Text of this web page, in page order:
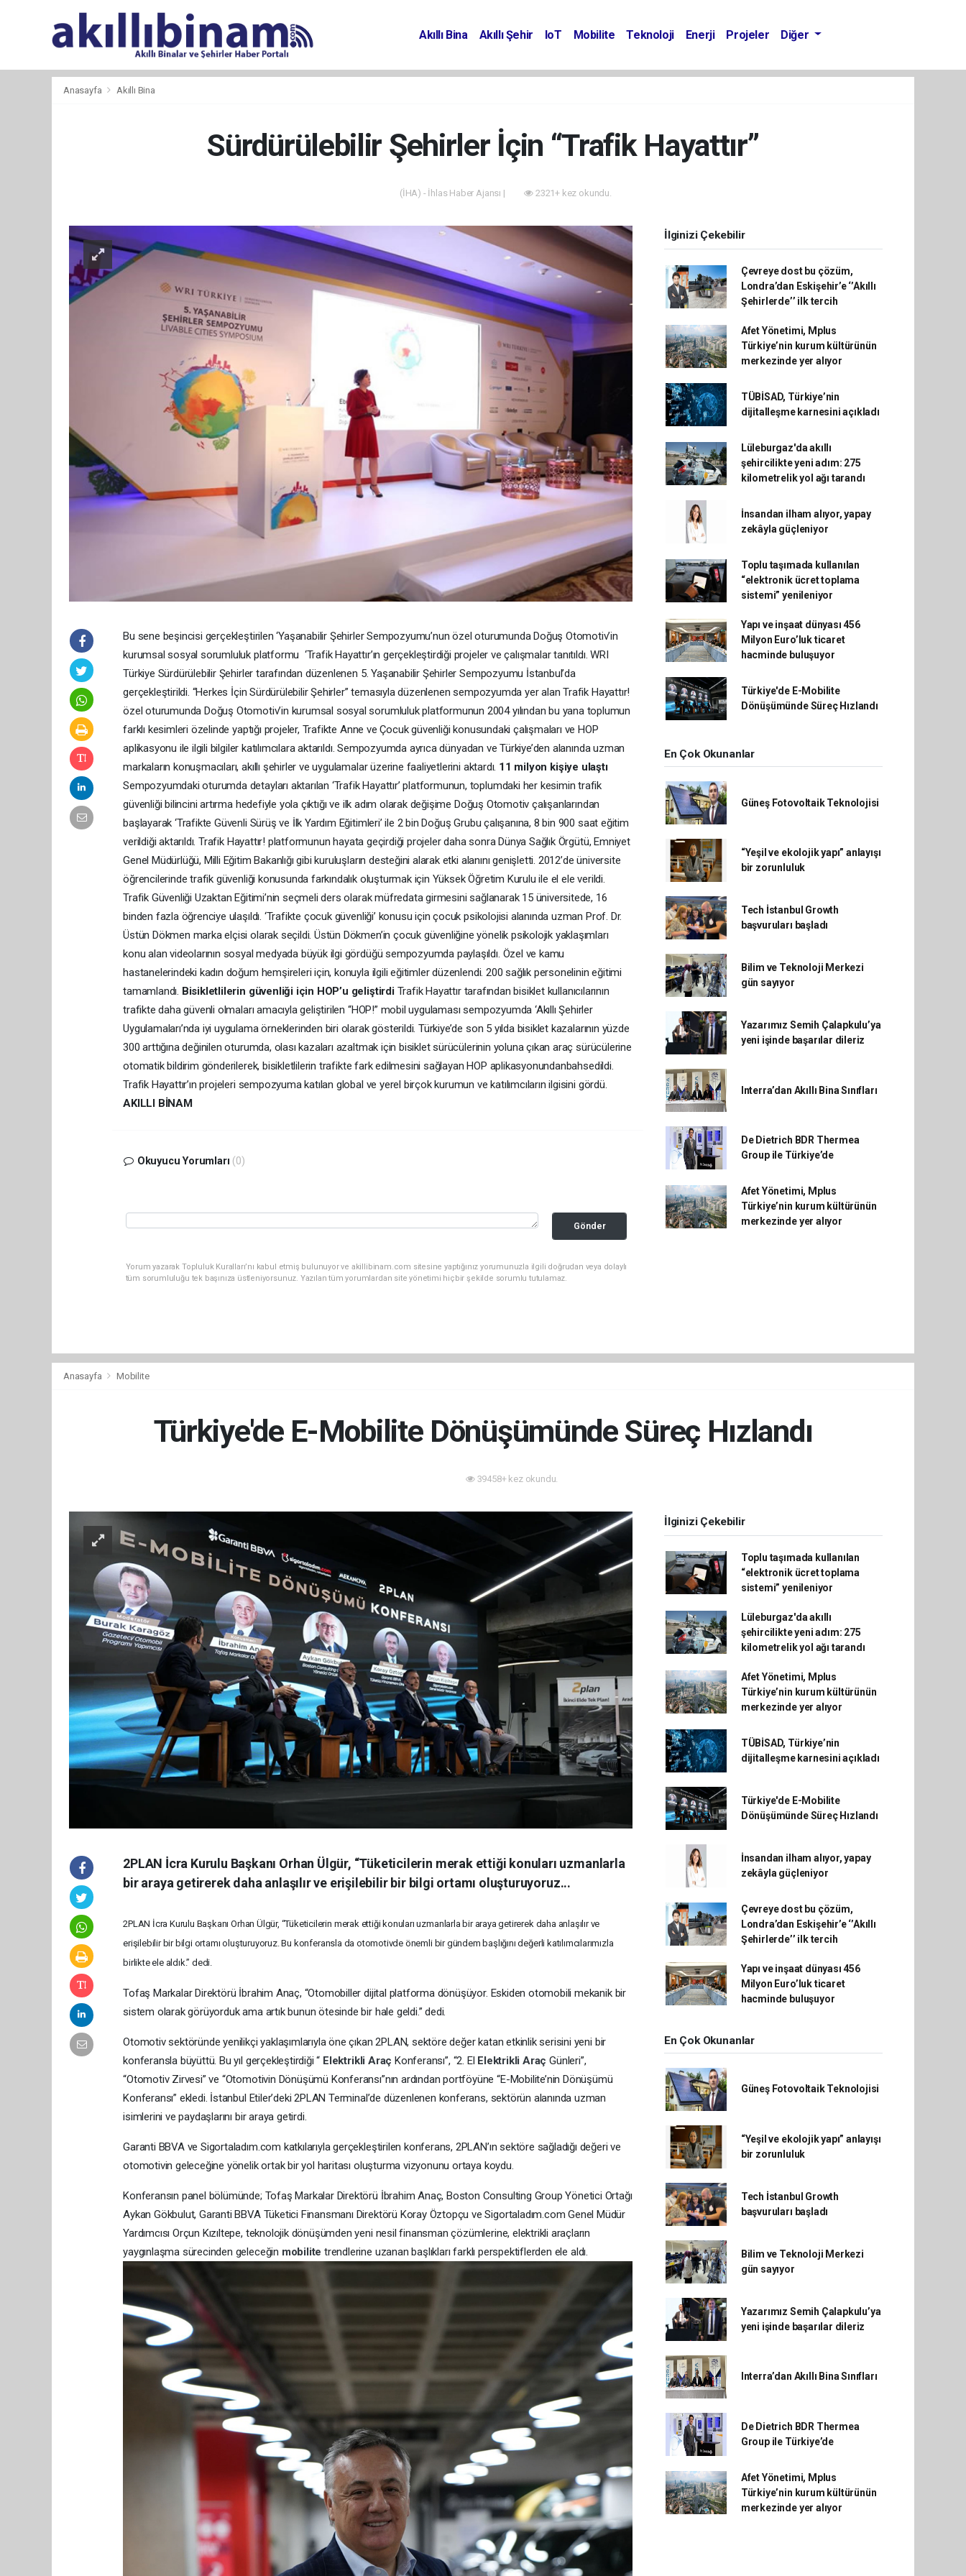
Akıllı Bina Akıllı Şehir IoT Mobilite Teknoloji Enerji Projeler Diğer
Anasayfa Akıllı Bina
Sürdürülebilir Şehirler İçin “Trafik Hayattır”
(İHA) - İhlas Haber Ajansı | 2321+ kez okundu.
Bu sene beşincisi gerçekleştirilen ‘Yaşanabilir Şehirler Sempozyumu’nun özel oturumunda Doğuş Otomotiv’in
kurumsal sosyal sorumluluk platformu ‘Trafik Hayattır’ın gerçekleştirdiği projeler ve çalışmalar tanıtıldı. WRI
Türkiye Sürdürülebilir Şehirler tarafından düzenlenen 5. Yaşanabilir Şehirler Sempozyumu İstanbul’da
gerçekleştirildi. “Herkes İçin Sürdürülebilir Şehirler” temasıyla düzenlenen sempozyumda yer alan Trafik Hayattır!
özel oturumunda Doğuş Otomotiv’in kurumsal sosyal sorumluluk platformunun 2004 yılından bu yana toplumun
farklı kesimleri özelinde yaptığı projeler, Trafikte Anne ve Çocuk güvenliği konusundaki çalışmaları ve HOP
aplikasyonu ile ilgili bilgiler katılımcılara aktarıldı. Sempozyumda ayrıca dünyadan ve Türkiye’den alanında uzman
markaların konuşmacıları, akıllı şehirler ve uygulamalar üzerine faaliyetlerini aktardı. 11 milyon kişiye ulaştı
Sempozyumdaki oturumda detayları aktarılan ‘Trafik Hayattır’ platformunun, toplumdaki her kesimin trafik
güvenliği bilincini artırma hedefiyle yola çıktığı ve ilk adım olarak değişime Doğuş Otomotiv çalışanlarından
başlayarak ‘Trafikte Güvenli Sürüş ve İlk Yardım Eğitimleri’ ile 2 bin Doğuş Grubu çalışanına, 8 bin 900 saat eğitim
verildiği aktarıldı. Trafik Hayattır! platformunun hayata geçirdiği projeler daha sonra Dünya Sağlık Örgütü, Emniyet
Genel Müdürlüğü, Milli Eğitim Bakanlığı gibi kuruluşların desteğini alarak etki alanını genişletti. 2012’de üniversite
öğrencilerinde trafik güvenliği konusunda farkındalık oluşturmak için Yüksek Öğretim Kurulu ile el ele verildi.
Trafik Güvenliği Uzaktan Eğitimi’nin seçmeli ders olarak müfredata girmesini sağlanarak 15 üniversitede, 16
binden fazla öğrenciye ulaşıldı. ‘Trafikte çocuk güvenliği’ konusu için çocuk psikolojisi alanında uzman Prof. Dr.
Üstün Dökmen marka elçisi olarak seçildi. Üstün Dökmen’in çocuk güvenliğine yönelik psikolojik yaklaşımları
konu alan videolarının sosyal medyada büyük ilgi gördüğü sempozyumda paylaşıldı. Özel ve kamu
hastanelerindeki kadın doğum hemşireleri için, konuyla ilgili eğitimler düzenlendi. 200 sağlık personelinin eğitimi
tamamlandı. Bisikletlilerin güvenliği için HOP’u geliştirdiTrafik Hayattır tarafından bisiklet kullanıcılarının
trafikte daha güvenli olmaları amacıyla geliştirilen “HOP!” mobil uygulaması sempozyumda ‘Akıllı Şehirler
Uygulamaları’nda iyi uygulama örneklerinden biri olarak gösterildi. Türkiye’de son 5 yılda bisiklet kazalarının yüzde
300 arttığına değinilen oturumda, olası kazaları azaltmak için bisiklet sürücülerinin yoluna çıkan araç sürücülerine
otomatik bildirim gönderilerek, bisikletlilerin trafikte fark edilmesini sağlayan HOP aplikasyonundanbahsedildi.
Trafik Hayattır’ın projeleri sempozyuma katılan global ve yerel birçok kurumun ve katılımcıların ilgisini gördü.
AKILLI BİNAM
Okuyucu Yorumları (0)
Gönder
Yorum yazarak Topluluk Kuralları’nı kabul etmiş bulunuyor ve akillibinam.com sitesine yaptığınız yorumunuzla ilgili doğrudan veya dolaylı
tüm sorumluluğu tek başınıza üstleniyorsunuz. Yazılan tüm yorumlardan site yönetimi hiçbir şekilde sorumlu tutulamaz.
İlginizi Çekebilir
Çevreye dost bu çözüm,
Londra’dan Eskişehir’e ‘’Akıllı
Şehirlerde’’ ilk tercih
Afet Yönetimi, Mplus
Türkiye’nin kurum kültürünün
merkezinde yer alıyor
TÜBİSAD, Türkiye’nin
dijitalleşme karnesini açıkladı
Lüleburgaz'da akıllı
şehircilikte yeni adım: 275
kilometrelik yol ağı tarandı
İnsandan ilham alıyor, yapay
zekâyla güçleniyor
Toplu taşımada kullanılan
“elektronik ücret toplama
sistemi” yenileniyor
Yapı ve inşaat dünyası 456
Milyon Euro’luk ticaret
hacminde buluşuyor
Türkiye'de E-Mobilite
Dönüşümünde Süreç Hızlandı
En Çok Okunanlar
Güneş Fotovoltaik Teknolojisi
“Yeşil ve ekolojik yapı” anlayışı
bir zorunluluk
Tech İstanbul Growth
başvuruları başladı
Bilim ve Teknoloji Merkezi
gün sayıyor
Yazarımız Semih Çalapkulu’ya
yeni işinde başarılar dileriz
Interra’dan Akıllı Bina Sınıfları
De Dietrich BDR Thermea
Group ile Türkiye’de
Afet Yönetimi, Mplus
Türkiye’nin kurum kültürünün
merkezinde yer alıyor
Anasayfa Mobilite
Türkiye'de E-Mobilite Dönüşümünde Süreç Hızlandı
39458+ kez okundu.
2PLAN İcra Kurulu Başkanı Orhan Ülgür, “Tüketicilerin merak ettiği konuları uzmanlarla
bir araya getirerek daha anlaşılır ve erişilebilir bir bilgi ortamı oluşturuyoruz...
2PLAN İcra Kurulu Başkanı Orhan Ülgür, “Tüketicilerin merak ettiği konuları uzmanlarla bir araya getirerek daha anlaşılır ve
erişilebilir bir bilgi ortamı oluşturuyoruz. Bu konferansla da otomotivde önemli bir gündem başlığını değerli katılımcılarımızla
birlikte ele aldık.” dedi.
Tofaş Markalar Direktörü İbrahim Anaç, “Otomobiller dijital platforma dönüşüyor. Eskiden otomobili mekanik bir
sistem olarak görüyorduk ama artık bunun ötesinde bir hale geldi.” dedi.
Otomotiv sektöründe yenilikçi yaklaşımlarıyla öne çıkan 2PLAN, sektöre değer katan etkinlik serisini yeni bir
konferansla büyüttü. Bu yıl gerçekleştirdiği “ Elektrikli Araç Konferansı”, “2. El Elektrikli AraçGünleri”,
“Otomotiv Zirvesi” ve “Otomotivin Dönüşümü Konferansı”nın ardından portföyüne “E-Mobilite’nin Dönüşümü
Konferansı” ekledi. İstanbul Etiler’deki 2PLAN Terminal’de düzenlenen konferans, sektörün alanında uzman
isimlerini ve paydaşlarını bir araya getirdi.
Garanti BBVA ve Sigortaladım.com katkılarıyla gerçekleştirilen konferans, 2PLAN’ın sektöre sağladığı değeri ve
otomotivin geleceğine yönelik ortak bir yol haritası oluşturma vizyonunu ortaya koydu.
Konferansın panel bölümünde; Tofaş Markalar Direktörü İbrahim Anaç, Boston Consulting Group Yönetici Ortağı
Aykan Gökbulut, Garanti BBVA Tüketici Finansmanı Direktörü Koray Öztopçu ve Sigortaladım.com Genel Müdür
Yardımcısı Orçun Kızıltepe, teknolojik dönüşümden yeni nesil finansman çözümlerine, elektrikli araçların
yaygınlaşma sürecinden geleceğin mobilitetrendlerine uzanan başlıkları farklı perspektiflerden ele aldı.
İlginizi Çekebilir
Toplu taşımada kullanılan
“elektronik ücret toplama
sistemi” yenileniyor
Lüleburgaz'da akıllı
şehircilikte yeni adım: 275
kilometrelik yol ağı tarandı
Afet Yönetimi, Mplus
Türkiye’nin kurum kültürünün
merkezinde yer alıyor
TÜBİSAD, Türkiye’nin
dijitalleşme karnesini açıkladı
Türkiye'de E-Mobilite
Dönüşümünde Süreç Hızlandı
İnsandan ilham alıyor, yapay
zekâyla güçleniyor
Çevreye dost bu çözüm,
Londra’dan Eskişehir’e ‘’Akıllı
Şehirlerde’’ ilk tercih
Yapı ve inşaat dünyası 456
Milyon Euro’luk ticaret
hacminde buluşuyor
En Çok Okunanlar
Güneş Fotovoltaik Teknolojisi
“Yeşil ve ekolojik yapı” anlayışı
bir zorunluluk
Tech İstanbul Growth
başvuruları başladı
Bilim ve Teknoloji Merkezi
gün sayıyor
Yazarımız Semih Çalapkulu’ya
yeni işinde başarılar dileriz
Interra’dan Akıllı Bina Sınıfları
De Dietrich BDR Thermea
Group ile Türkiye’de
Afet Yönetimi, Mplus
Türkiye’nin kurum kültürünün
merkezinde yer alıyor